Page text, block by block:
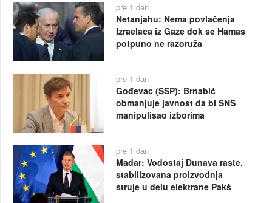
pre 1 dan
Netanjahu: Nema povlačenja
Izraelaca iz Gaze dok se Hamas
potpuno ne razoruža
pre 1 dan
Gođevac (SSP): Brnabić
obmanjuje javnost da bi SNS
manipulisao izborima
pre 1 dan
Mađar: Vodostaj Dunava raste,
stabilizovana proizvodnja
struje u delu elektrane Pakš